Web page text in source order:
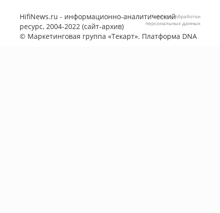
HifiNews.ru - информационно-аналитический
ресурс, 2004-2022 (сайт-архив)
© Маркетинговая группа «Текарт». Платформа DNA
Политика обработки
персональных данных